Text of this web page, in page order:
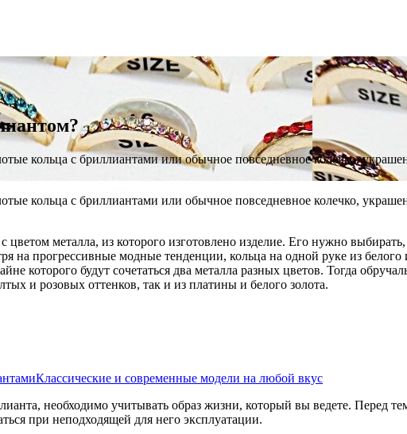
кольца с бриллиантами или обычное повседневное колечко,
кольца с бриллиантами или обычное повседневное колечко,
металла, из которого изготовлено изделие. Его нужно
на прогрессивные модные тенденции, кольца на одной руке из
которого будут сочетаться два металла разных цветов. Тогда
и розовых оттенков, так и из платины и белого золота.
Классические и современные модели на любой вкус
необходимо учитывать образ жизни, который вы ведете. Перед
при неподходящей для него эксплуатации.